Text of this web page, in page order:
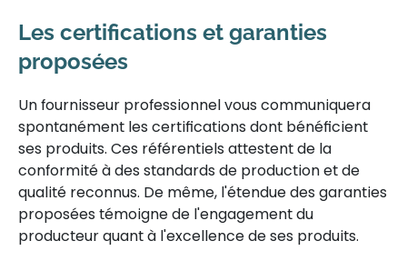
Les certifications et garanties
proposées
Un fournisseur professionnel vous communiquera
spontanément les certifications dont bénéficient
ses produits. Ces référentiels attestent de la
conformité à des standards de production et de
qualité reconnus. De même, l'étendue des garanties
proposées témoigne de l'engagement du
producteur quant à l'excellence de ses produits.